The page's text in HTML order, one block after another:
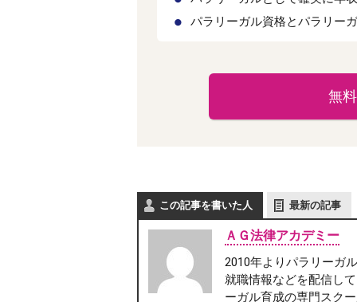
パラリーガル資格とパラリー
無
この記事を書いた人 最新の記事
ＡＧ法律アカデミー
2010年よりパラリーガ
就職情報などを配信し
ーガル育成の専門スク